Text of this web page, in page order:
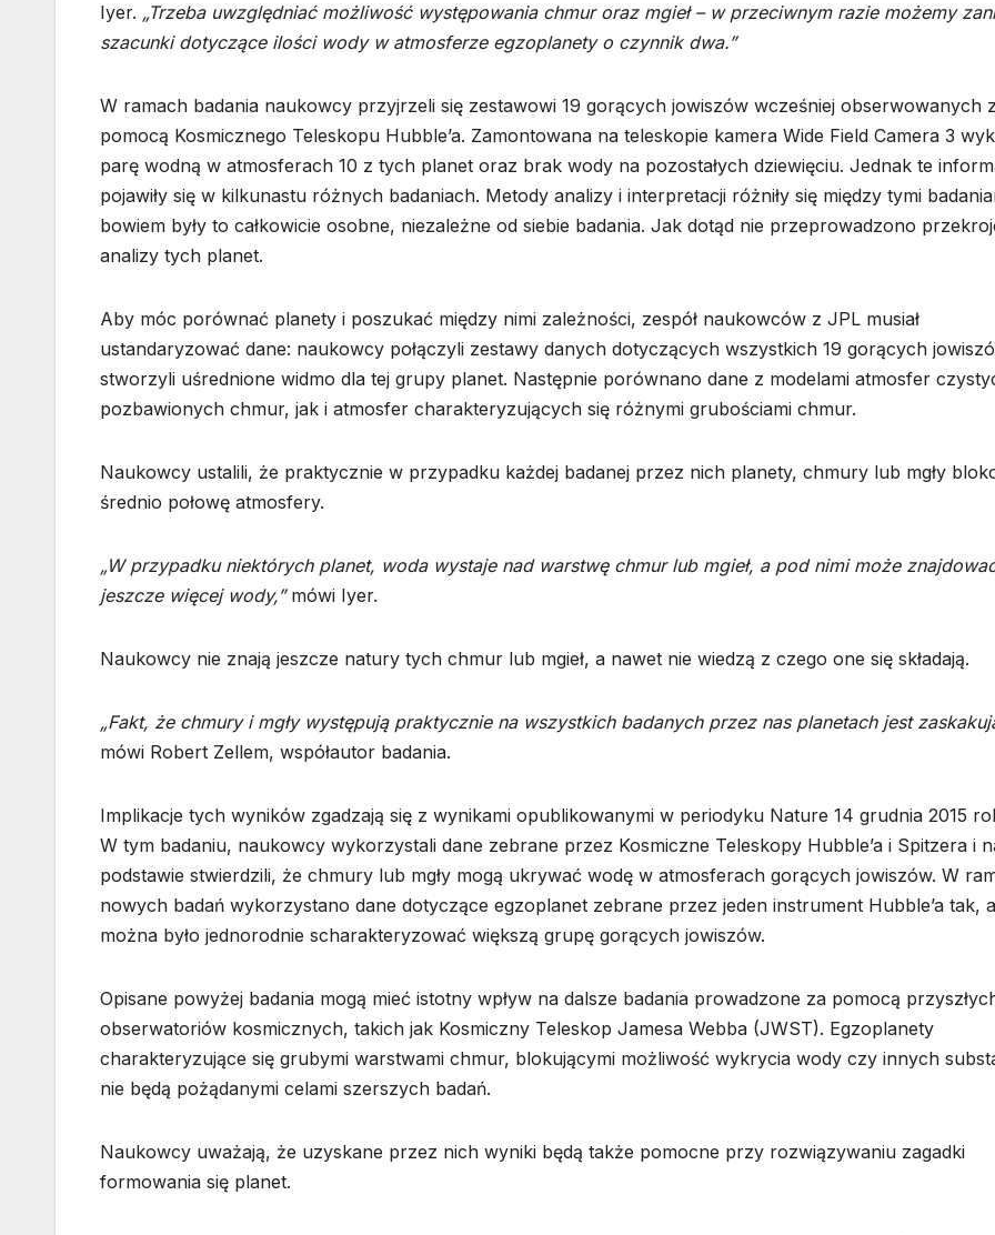
Iyer. „Trzeba uwzględniać możliwość występowania chmur oraz mgieł – w przeciwnym razie możemy
szacunki dotyczące ilości wody w atmosferze egzoplanety o czynnik dwa.”
W ramach badania naukowcy przyjrzeli się zestawowi 19 gorących jowiszów wcześniej obserwowanych
pomocą Kosmicznego Teleskopu Hubble’a. Zamontowana na teleskopie kamera Wide Field Camera 3
parę wodną w atmosferach 10 z tych planet oraz brak wody na pozostałych dziewięciu. Jednak te
pojawiły się w kilkunastu różnych badaniach. Metody analizy i interpretacji różniły się między tymi
bowiem były to całkowicie osobne, niezależne od siebie badania. Jak dotąd nie przeprowadzono
analizy tych planet.
Aby móc porównać planety i poszukać między nimi zależności, zespół naukowców z JPL musiał
ustandaryzować dane: naukowcy połączyli zestawy danych dotyczących wszystkich 19 gorących
stworzyli uśrednione widmo dla tej grupy planet. Następnie porównano dane z modelami atmosfer
pozbawionych chmur, jak i atmosfer charakteryzujących się różnymi grubościami chmur.
Naukowcy ustalili, że praktycznie w przypadku każdej badanej przez nich planety, chmury lub mgły
średnio połowę atmosfery.
„W przypadku niektórych planet, woda wystaje nad warstwę chmur lub mgieł, a pod nimi może
jeszcze więcej wody,”mówi Iyer.
Naukowcy nie znają jeszcze natury tych chmur lub mgieł, a nawet nie wiedzą z czego one się składają.
„Fakt, że chmury i mgły występują praktycznie na wszystkich badanych przez nas planetach jest
mówi Robert Zellem, współautor badania.
Implikacje tych wyników zgadzają się z wynikami opublikowanymi w periodyku Nature 14 grudnia 2015
W tym badaniu, naukowcy wykorzystali dane zebrane przez Kosmiczne Teleskopy Hubble’a i Spitzera i
podstawie stwierdzili, że chmury lub mgły mogą ukrywać wodę w atmosferach gorących jowiszów. W
nowych badań wykorzystano dane dotyczące egzoplanet zebrane przez jeden instrument Hubble’a tak,
można było jednorodnie scharakteryzować większą grupę gorących jowiszów.
Opisane powyżej badania mogą mieć istotny wpływ na dalsze badania prowadzone za pomocą
obserwatoriów kosmicznych, takich jak Kosmiczny Teleskop Jamesa Webba (JWST). Egzoplanety
charakteryzujące się grubymi warstwami chmur, blokującymi możliwość wykrycia wody czy innych
nie będą pożądanymi celami szerszych badań.
Naukowcy uważają, że uzyskane przez nich wyniki będą także pomocne przy rozwiązywaniu zagadki
formowania się planet.